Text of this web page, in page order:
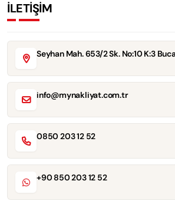
İLETİŞİM
Seyhan Mah. 653/2 Sk. No:10 K:3
info@mynakliyat.com.tr
0850 203 12 52
+90 850 203 12 52